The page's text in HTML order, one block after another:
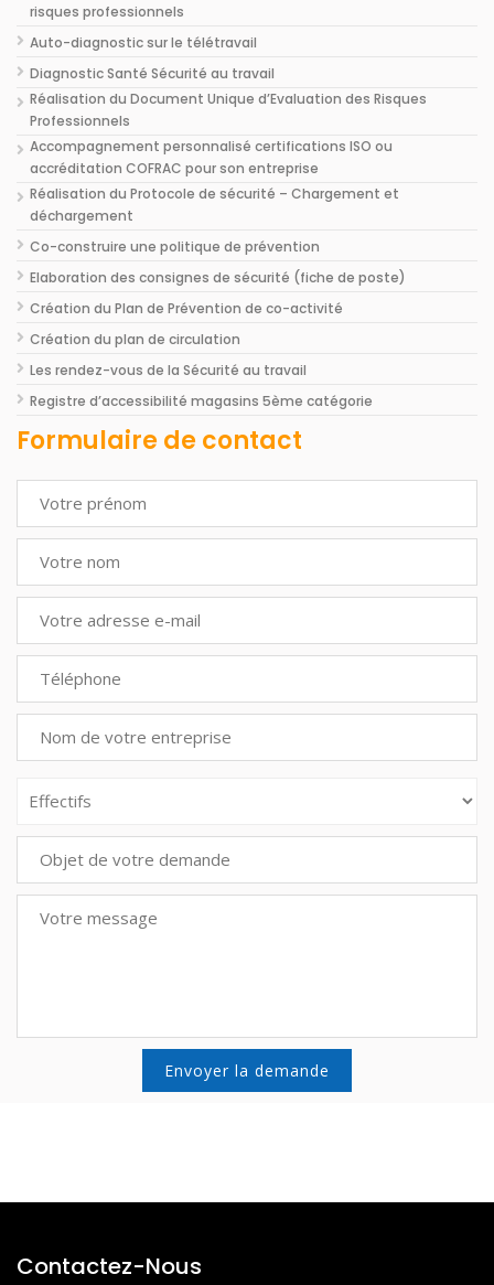
risques professionnels
Auto-diagnostic sur le télétravail
Diagnostic Santé Sécurité au travail
Réalisation du Document Unique d’Evaluation des Risques
Professionnels
Accompagnement personnalisé certifications ISO ou
accréditation COFRAC pour son entreprise
Réalisation du Protocole de sécurité – Chargement et
déchargement
Co-construire une politique de prévention
Elaboration des consignes de sécurité (fiche de poste)
Création du Plan de Prévention de co-activité
Création du plan de circulation
Les rendez-vous de la Sécurité au travail
Registre d’accessibilité magasins 5ème catégorie
Formulaire de contact
Contactez-Nous